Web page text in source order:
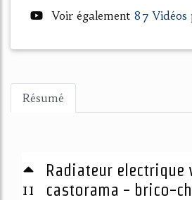
Voir également 87 Vidéos
Résumé
11
Radiateur electrique
castorama - brico-